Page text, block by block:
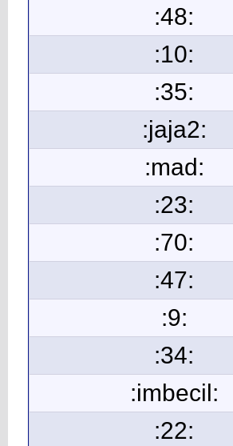
:48:
:10:
:35:
:jaja2:
:mad:
:23:
:70:
:47:
:9:
:34:
:imbecil:
:22: